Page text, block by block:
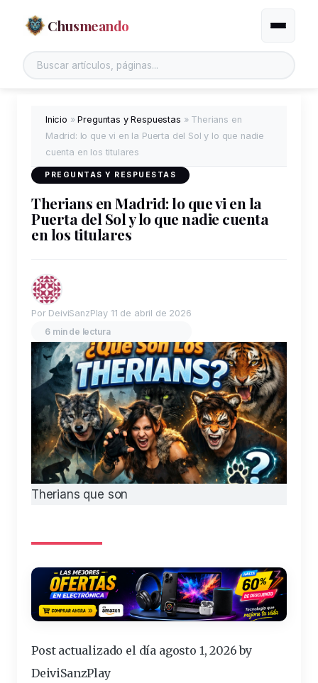
Chusmeando Alternar
Inicio »Preguntas y Respuestas » Therians en
Madrid: lo que vi en la Puerta del Sol y lo que nadie
cuenta en los titulares
PREGUNTAS Y RESPUESTAS
Therians en Madrid: lo que vi en la
Puerta del Sol y lo que nadie cuenta
en los titulares
Por DeiviSanzPlay 11 de abril de 2026
6 min de lectura
Therians que son
Post actualizado el día agosto 1, 2026 by
DeiviSanzPlay